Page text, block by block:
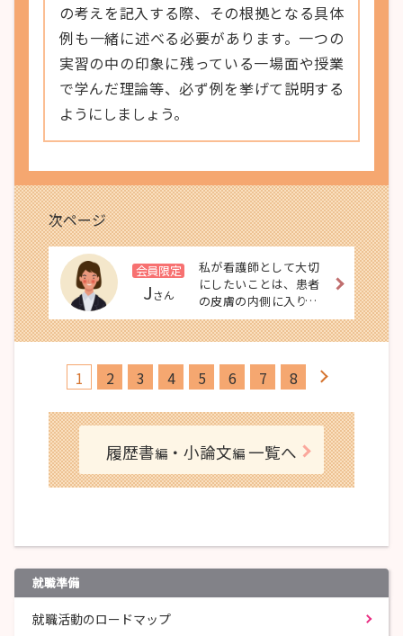
就職準備
就職活動のロードマップ
の考えを記入する際、その根拠となる具体
例も一緒に述べる必要があります。一つの
実習の中の印象に残っている一場面や授業
で学んだ理論等、必ず例を挙げて説明する
ようにしましょう。
次ページ
会員限定
Jさん
私が看護師として大切
にしたいことは、患者
の皮膚の内側に入り込
めるよう、常に患者の
声に耳を傾け、日々学
と連携していくことで
ある。
1 2 3 4 5 6 7 8
履歴書編 ・小論文編 一覧へ